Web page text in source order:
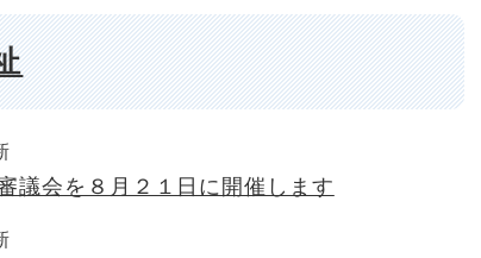
議会を８月２１日に開催します